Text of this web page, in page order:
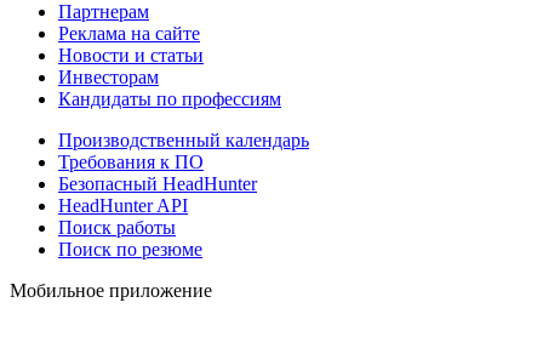
Партнерам
Реклама на сайте
Новости и статьи
Инвесторам
Кандидаты по профессиям
Производственный календарь
Требования к ПО
Безопасный HeadHunter
HeadHunter API
Поиск работы
Поиск по резюме
Мобильное приложение